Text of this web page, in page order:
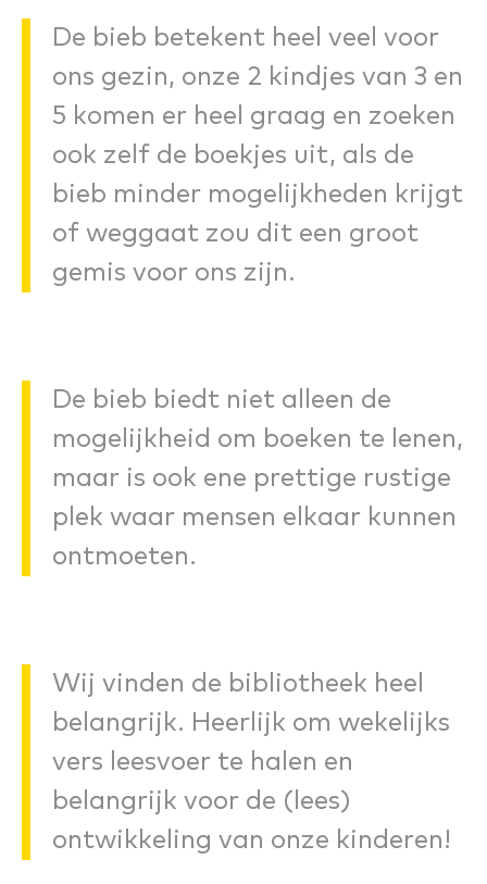
De bieb betekent heel veel voor
ons gezin, onze 2 kindjes van 3 en
5 komen er heel graag en zoeken
ook zelf de boekjes uit, als de
bieb minder mogelijkheden krijgt
of weggaat zou dit een groot
gemis voor ons zijn.
De bieb biedt niet alleen de
mogelijkheid om boeken te lenen,
maar is ook ene prettige rustige
plek waar mensen elkaar kunnen
ontmoeten.
Wij vinden de bibliotheek heel
belangrijk. Heerlijk om wekelijks
vers leesvoer te halen en
belangrijk voor de (lees)
ontwikkeling van onze kinderen!